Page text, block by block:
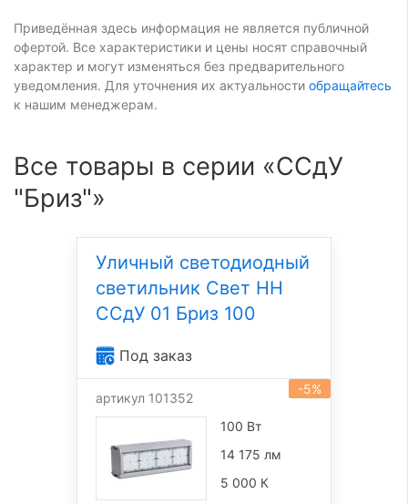
Приведённая здесь информация не является публичной
офертой. Все характеристики и цены носят справочный
характер и могут изменяться без предварительного
уведомления. Для уточнения их актуальности обращайтесь
к нашим менеджерам.
Все товары в серии «ССдУ
"Бриз"»
Уличный светодиодный
светильник Свет НН
ССдУ 01 Бриз 100
Под заказ
-5%
артикул 101352
100 Вт
14 175 лм
5 000 К